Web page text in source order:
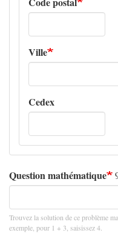
Ville
Cedex
Question mathématique
Trouvez la solution de ce problème
exemple, pour 1 + 3, saisissez 4.